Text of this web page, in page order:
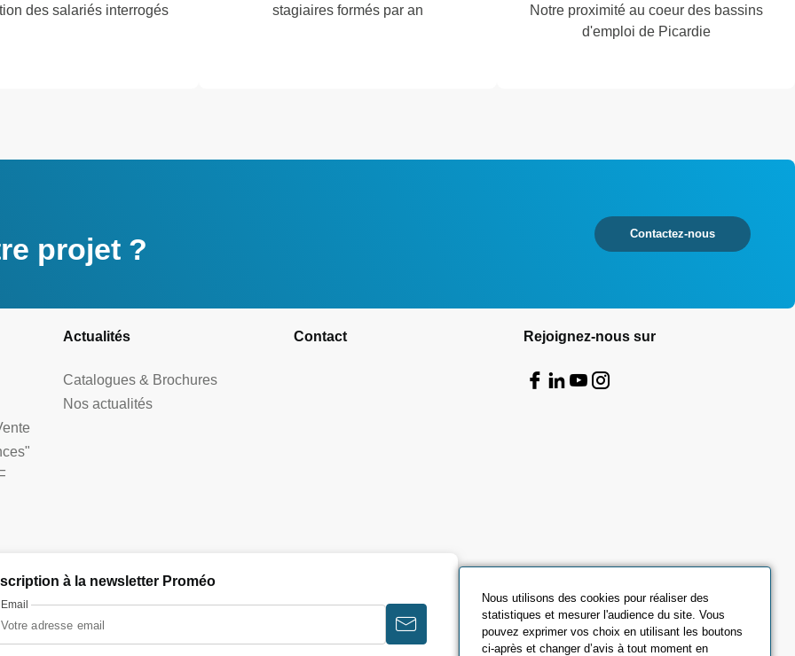
des salariés interrogés stagiaires formés par an
Notre proximité au coeur des bassins
d'emploi de Picardie
projet ? Contactez-nous
Actualités
Catalogues & Brochures
Nos actualités
Contact Rejoignez-nous sur
à la newsletter Proméo
Email
Nous utilisons des cookies pour réaliser des
statistiques et mesurer l'audience du site. Vous
pouvez exprimer vos choix en utilisant les boutons
ci-après et changer d’avis à tout moment en